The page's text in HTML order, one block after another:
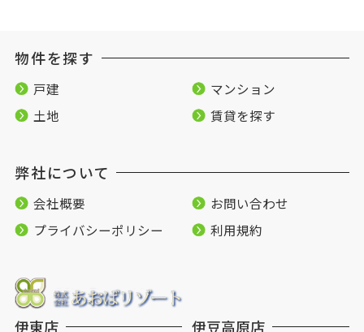
物件を探す
戸建
マンション
土地
賃貸を探す
弊社について
会社概要
お問い合わせ
プライバシーポリシー
利用規約
伊東店 伊豆高原店